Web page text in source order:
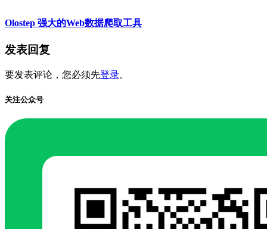
Olostep 强大的Web数据爬取工具
发表回复
要发表评论，您必须先登录。
关注公众号